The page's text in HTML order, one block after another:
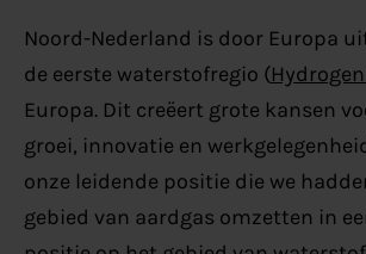
Noord-Nederland is door Europa
de eerste waterstofregio (
Europa. Dit creëert grote kansen
groei, innovatie en
onze leidende positie die we
gebied van aardgas omzetten in